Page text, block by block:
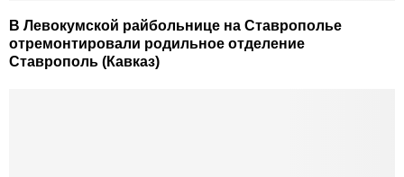
В Левокумской райбольнице на Ставрополье
отремонтировали родильное отделение
Ставрополь (Кавказ)